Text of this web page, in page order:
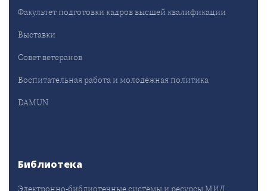
Факультет подготовки кадров высшей квалификации
Выставки
Совет ветеранов
Воспитательная работа и молодёжная политика
DAMUN
Библиотека
Электронно-библиотечные системы и ресурсы МИД